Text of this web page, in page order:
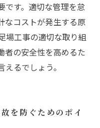
です。適切な管理を怠
なコストが発生する原
場工事の適切な取り組
者の安全性を高めるた
るでしょう。
を防ぐためのポイ